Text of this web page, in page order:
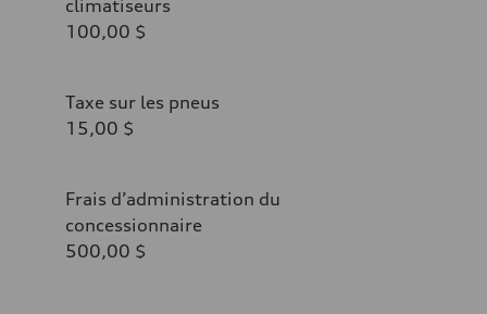
climatiseurs
100,00 $
Taxe sur les pneus
15,00 $
Frais d’administration du
concessionnaire
500,00 $